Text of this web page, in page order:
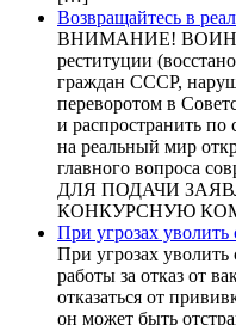
Возвращайтесь в
ВНИМАНИЕ! ВОИНР
реституции
граждан СССР,
переворотом в
и распространить по
на реальный мир
главного вопроса
ДЛЯ ПОДАЧИ
КОНКУРСНУЮ
При угрозах уволить
При угрозах уволить
работы за отказ от
отказаться от
он может быть